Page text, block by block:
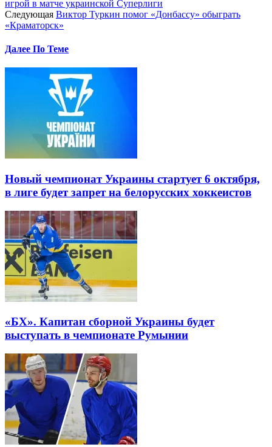
игрой в матче украинской Суперлиги
Следующая Виктор Туркин помог «Донбассу» обыграть
«Краматорск»
Далее По Теме
Новый чемпионат Украины стартует 6 октября,
в лиге будет запрет на белорусских хоккеистов
«БХ». Капитан сборной Украины будет
выступать в чемпионате Румынии